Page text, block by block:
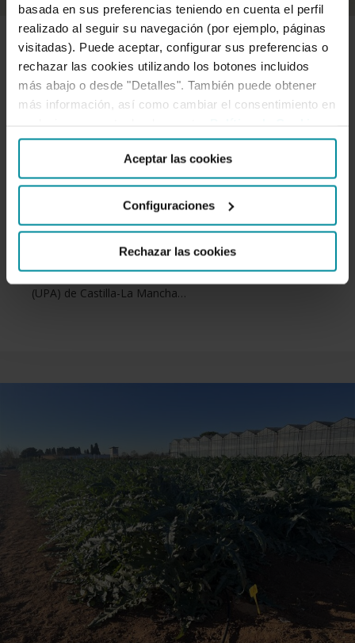
basada en sus preferencias teniendo en cuenta el perfil
realizado al seguir su navegación (por ejemplo, páginas
visitadas). Puede aceptar, configurar sus preferencias o
rechazar las cookies utilizando los botones incluidos
más abajo o desde "Detalles". También puede obtener
más información, así como cambiar el consentimiento en
Aceptar las cookies
Configuraciones
Rechazar las cookies
ADN-AGRO
Cajamar firma un convenio con
UPA Castilla-La Mancha para
ayudar a agricultores y ganaderos
La banca cooperativa Cajamar ha suscrito un acuerdo
de colaboración con la Unión de Pequeños Agricultores
(UPA) de Castilla-La Mancha…